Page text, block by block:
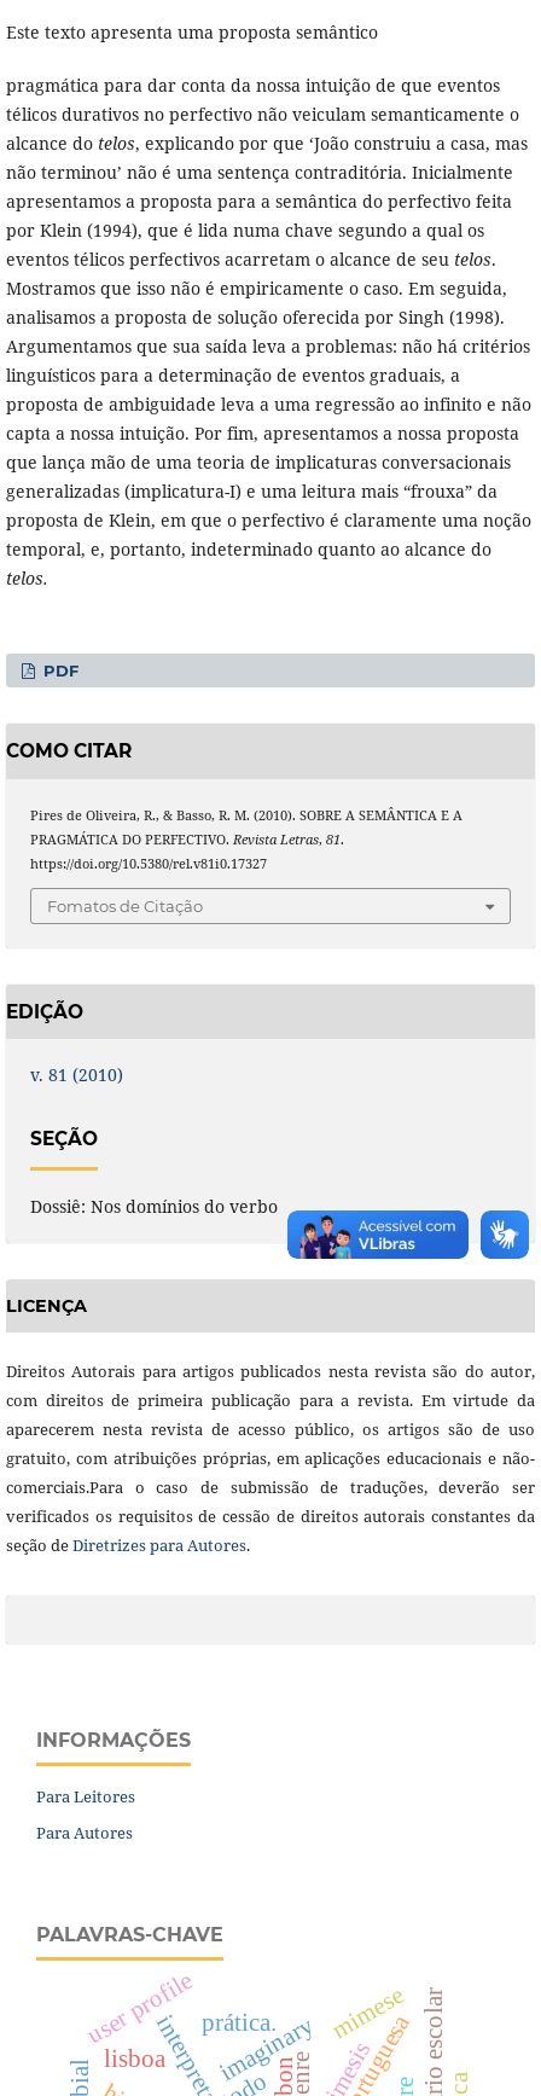
Este texto apresenta uma proposta semântico
pragmática para dar conta da nossa intuição de que eventos
télicos durativos no perfectivo não veiculam semanticamente o
alcance do telos, explicando por que ‘João construiu a casa, mas
não terminou’ não é uma sentença contraditória. Inicialmente
apresentamos a proposta para a semântica do perfectivo feita
por Klein (1994), que é lida numa chave segundo a qual os
eventos télicos perfectivos acarretam o alcance de seu telos.
Mostramos que isso não é empiricamente o caso. Em seguida,
analisamos a proposta de solução oferecida por Singh (1998).
Argumentamos que sua saída leva a problemas: não há critérios
linguísticos para a determinação de eventos graduais, a
proposta de ambiguidade leva a uma regressão ao infinito e não
capta a nossa intuição. Por fim, apresentamos a nossa proposta
que lança mão de uma teoria de implicaturas conversacionais
generalizadas (implicatura-I) e uma leitura mais “frouxa” da
proposta de Klein, em que o perfectivo é claramente uma noção
temporal, e, portanto, indeterminado quanto ao alcance do
telos.
PDF
COMO CITAR
Pires de Oliveira, R., & Basso, R. M. (2010). SOBRE A SEMÂNTICA E A
PRAGMÁTICA DO PERFECTIVO. Revista Letras, 81.
https://doi.org/10.5380/rel.v81i0.17327
Fomatos de Citação
EDIÇÃO
v. 81 (2010)
SEÇÃO
Dossiê: Nos domínios do verbo
LICENÇA
Direitos Autorais para artigos publicados nesta revista são do autor,
com direitos de primeira publicação para a revista. Em virtude da
aparecerem nesta revista de acesso público, os artigos são de uso
gratuito, com atribuições próprias, em aplicações educacionais e não-
comerciais.Para o caso de submissão de traduções, deverão ser
verificados os requisitos de cessão de direitos autorais constantes da
seção deDiretrizes para Autores.
INFORMAÇÕES
Para Leitores
Para Autores
PALAVRAS-CHAVE
imaginary
lisboa
mimese
prática.
user profile
genre